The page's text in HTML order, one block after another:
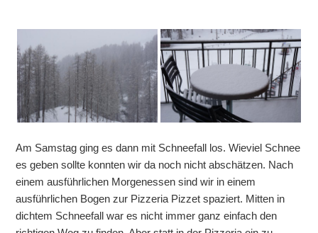
Am Samstag ging es dann mit Schneefall los. Wieviel Schnee
es geben sollte konnten wir da noch nicht abschätzen. Nach
einem ausführlichen Morgenessen sind wir in einem
ausführlichen Bogen zur Pizzeria Pizzet spaziert. Mitten in
dichtem Schneefall war es nicht immer ganz einfach den